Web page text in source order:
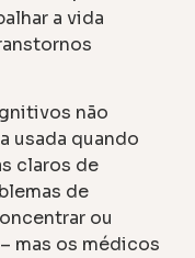
a vida
não
usada quando
claros de
de
ou
mas os médicos